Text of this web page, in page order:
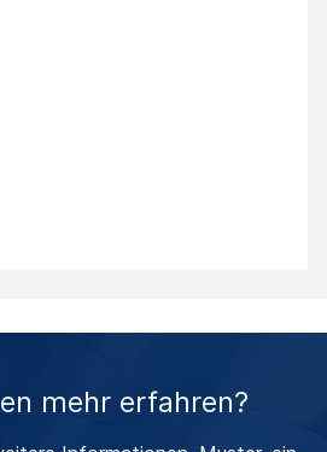
mehr erfahren?